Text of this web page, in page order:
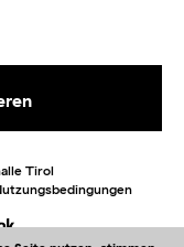
Tirol